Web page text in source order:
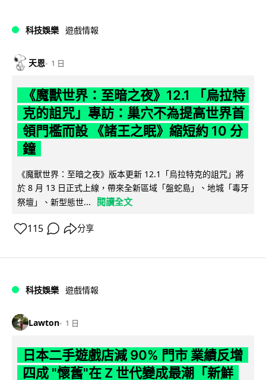
科技娛樂 遊戲情報
天恩 1 日
《魔獸世界：至暗之夜》12.1 「烏拉特
克的詛咒」專訪：巢穴不為提高世界首
領門檻而設 《諸王之眠》縮短約 10 分
鐘
《魔獸世界：至暗之夜》版本更新 12.1「烏拉特克的詛咒」將
於 8 月 13 日正式上線，帶來全新區域「盤蛇島」、地城「毒牙
祭壇」、新型態世...
閱讀全文
115 分享
科技娛樂 遊戲情報
Lawton 1 日
日本二手遊戲店減 90% 門市 業績反增
四成 "懷舊"在 Z 世代變成最潮「新鮮